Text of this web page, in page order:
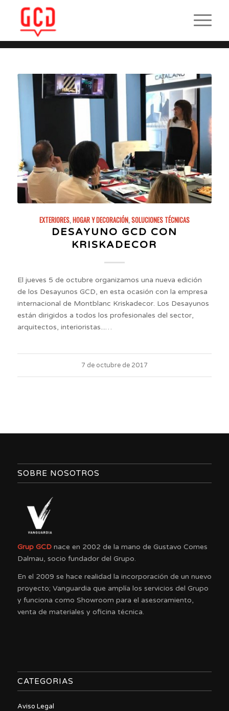
EXTERIORES,HOGAR Y DECORACIÓN,SOLUCIONES TÉCNICAS
DESAYUNO GCD CON
KRISKADECOR
El jueves 5 de octubre organizamos una nueva edición
de los Desayunos GCD, en esta ocasión con la empresa
internacional de Montblanc Kriskadecor. Los Desayunos
están dirigidos a todos los profesionales del sector,
arquitectos, interioristas...…
7 de octubre de 2017
SOBRE NOSOTROS
Grup GCDnace en 2002 de la mano de Gustavo Comes
Dalmau, socio fundador del Grupo.
En el 2009 se hace realidad la incorporación de un nuevo
proyecto; Vanguardia que amplía los servicios del Grupo
y funciona como Showroom para el asesoramiento,
venta de materiales y oficina técnica.
CATEGORIAS
Aviso Legal